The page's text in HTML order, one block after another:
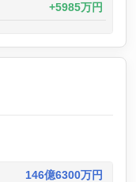
5985万円
146億6300万円